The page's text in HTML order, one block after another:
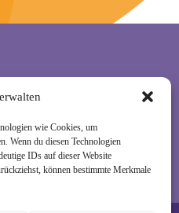
wie Cookies, um
Wenn du diesen Technologien
IDs auf dieser Website
können bestimmte Merkmale
Nutzung